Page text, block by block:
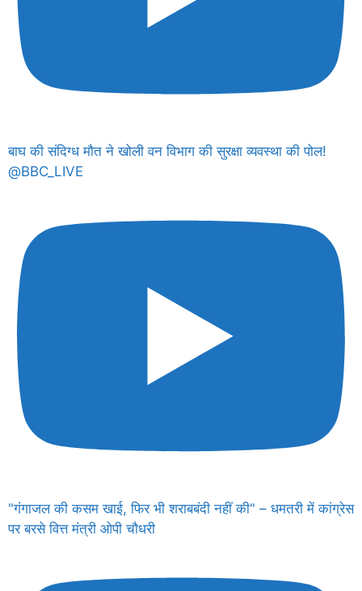
बाघ की संदिग्ध मौत ने खोली वन विभाग की सुरक्षा व्यवस्था की पोल!
@BBC_LIVE
"गंगाजल की कसम खाई, फिर भी शराबबंदी नहीं की" – धमतरी में कांग्रेस
पर बरसे वित्त मंत्री ओपी चौधरी